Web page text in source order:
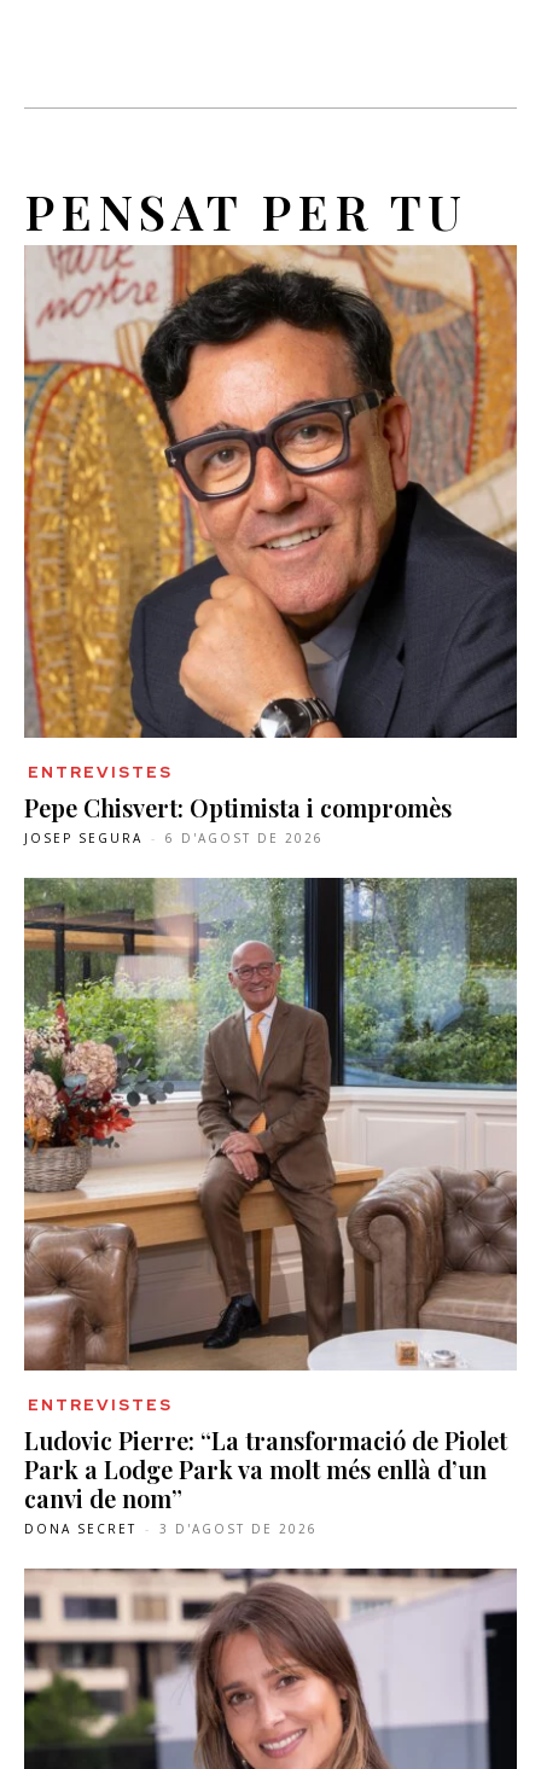
PENSAT PER TU
ENTREVISTES
Pepe Chisvert: Optimista i compromès
JOSEP SEGURA - 6 D'AGOST DE 2026
ENTREVISTES
Ludovic Pierre: “La transformació de Piolet
Park a Lodge Park va molt més enllà d’un
canvi de nom”
DONA SECRET - 3 D'AGOST DE 2026